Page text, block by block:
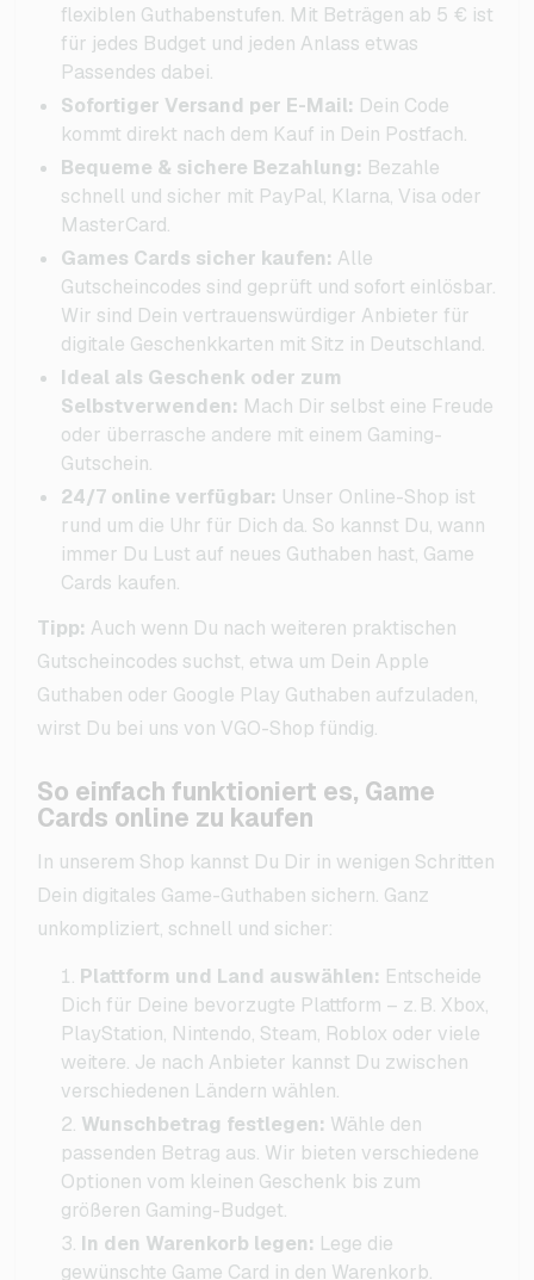
flexiblen Guthabenstufen. Mit Beträgen ab 5 € ist
für jedes Budget und jeden Anlass etwas
Passendes dabei.
Sofortiger Versand per E-Mail: Dein Code
kommt direkt nach dem Kauf in Dein Postfach.
Bequeme & sichere Bezahlung: Bezahle
schnell und sicher mit PayPal, Klarna, Visa oder
MasterCard.
Games Cards sicher kaufen: Alle
Gutscheincodes sind geprüft und sofort einlösbar.
Wir sind Dein vertrauenswürdiger Anbieter für
digitale Geschenkkarten mit Sitz in Deutschland.
Ideal als Geschenk oder zum
Selbstverwenden: Mach Dir selbst eine Freude
oder überrasche andere mit einem Gaming-
Gutschein.
24/7 online verfügbar: Unser Online-Shop ist
rund um die Uhr für Dich da. So kannst Du, wann
immer Du Lust auf neues Guthaben hast, Game
Cards kaufen.
Tipp: Auch wenn Du nach weiteren praktischen
Gutscheincodes suchst, etwa um Dein Apple
Guthaben oder Google Play Guthaben aufzuladen,
wirst Du bei uns von VGO-Shop fündig.
So einfach funktioniert es, Game
Cards online zu kaufen
In unserem Shop kannst Du Dir in wenigen Schritten
Dein digitales Game-Guthaben sichern. Ganz
unkompliziert, schnell und sicher:
Plattform und Land auswählen: Entscheide
Dich für Deine bevorzugte Plattform – z. B. Xbox,
PlayStation, Nintendo, Steam, Roblox oder viele
weitere. Je nach Anbieter kannst Du zwischen
verschiedenen Ländern wählen.
Wunschbetrag festlegen: Wähle den
passenden Betrag aus. Wir bieten verschiedene
Optionen vom kleinen Geschenk bis zum
größeren Gaming-Budget.
In den Warenkorb legen: Lege die
gewünschte Game Card in den Warenkorb.